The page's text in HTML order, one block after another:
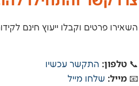
השאירו פרטים וקבלו ייעוץ חינם
📞 טלפון: התקשר עכשיו
📧 מייל: שלחו מייל